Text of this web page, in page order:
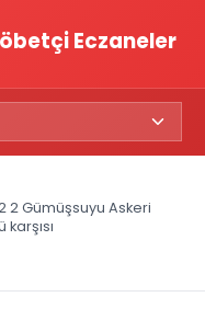
Eczaneler
2 Gümüşsuyu Askeri